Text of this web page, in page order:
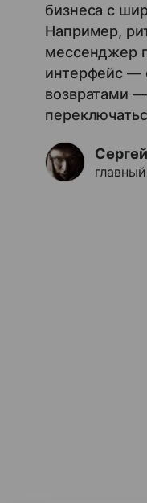
бизнеса с
Например,
мессенджер
интерфейс —
возвратами